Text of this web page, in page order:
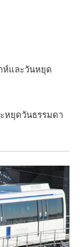
ห์และวันหยุด
หยุดวันธรรมดา